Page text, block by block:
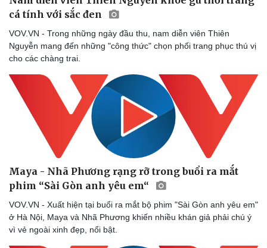
cá tính với sắc đen
VOV.VN - Trong những ngày đầu thu, nam diễn viên Thiên
Nguyễn mang đến những "công thức" chọn phối trang phục thú vị
cho các chàng trai.
Maya - Nhã Phương rạng rỡ trong buổi ra mắt
phim “Sài Gòn anh yêu em“
VOV.VN - Xuất hiện tại buổi ra mắt bộ phim "Sài Gòn anh yêu em"
ở Hà Nội, Maya và Nhã Phương khiến nhiều khán giả phải chú ý
vì vẻ ngoài xinh đẹp, nổi bật.